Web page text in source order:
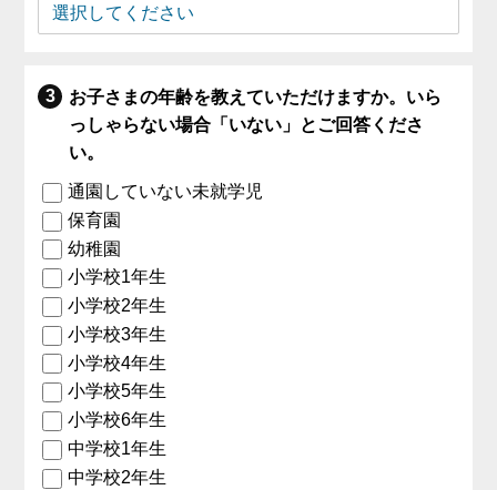
お子さまの年齢を教えていただけますか。いら
っしゃらない場合「いない」とご回答くださ
い。
通園していない未就学児
保育園
幼稚園
小学校1年生
小学校2年生
小学校3年生
小学校4年生
小学校5年生
小学校6年生
中学校1年生
中学校2年生